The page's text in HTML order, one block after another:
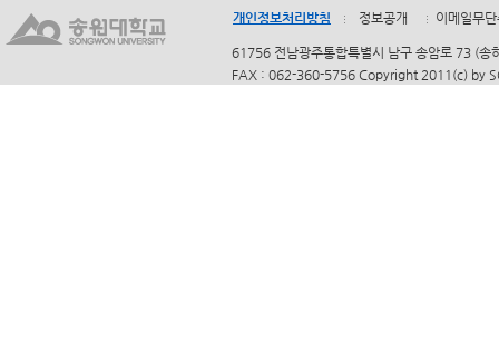
개인정보처리방침 정보공개 이메일무
61756 전남광주통합특별시 남구 송암로 73 (
FAX : 062-360-5756 Copyright 2011(c) by